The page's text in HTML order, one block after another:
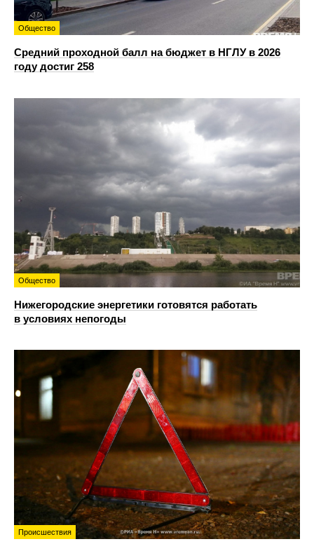
Общество
Средний проходной балл на бюджет в НГЛУ в 2026
году достиг 258
Общество
Нижегородские энергетики готовятся работать
в условиях непогоды
Происшествия